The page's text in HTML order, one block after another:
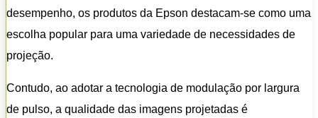
desempenho, os produtos da Epson destacam-se como uma
escolha popular para uma variedade de necessidades de
projeção.
Contudo, ao adotar a tecnologia de modulação por largura
de pulso, a qualidade das imagens projetadas é